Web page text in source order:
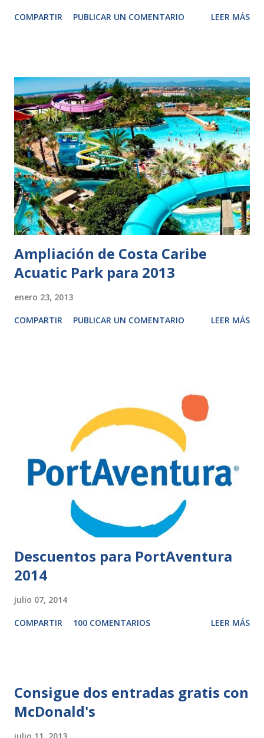
COMPARTIR PUBLICAR UN COMENTARIO LEER MÁS
Ampliación de Costa Caribe
Acuatic Park para 2013
enero 23, 2013
COMPARTIR PUBLICAR UN COMENTARIO LEER MÁS
Descuentos para PortAventura
2014
julio 07, 2014
COMPARTIR 100 COMENTARIOS LEER MÁS
Consigue dos entradas gratis con
McDonald's